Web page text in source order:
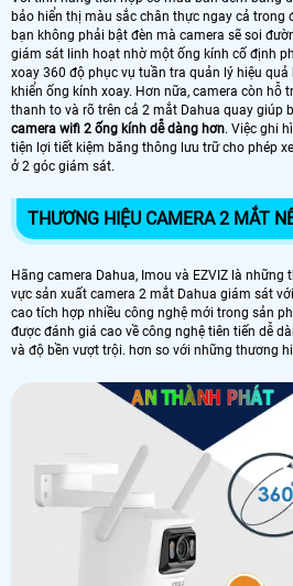
bảo hiển thị màu sắc chân thực ngay cả trong
bạn không phải bật đèn mà camera sẽ soi
giám sát linh hoạt nhờ một ống kính cố định
xoay 360 độ phục vụ tuần tra quản lý hiệu
khiển ống kính xoay. Hơn nữa, camera còn hỗ
thanh to và rõ trên cả 2 mắt Dahua quay giúp
camera wifi 2 ống kính dễ dàng hơn. Việc ghi
tiện lợi tiết kiệm băng thông lưu trữ cho phép
ở 2 góc giám sát.
THƯƠNG HIỆU CAMERA 2 MẮT
Hãng camera Dahua, Imou và EZVIZ là
vực sản xuất camera 2 mắt Dahua giám sát
cao tích hợp nhiều công nghệ mới trong sản
được đánh giá cao về công nghệ tiên tiến dễ
và độ bền vượt trội. hơn so với những thương